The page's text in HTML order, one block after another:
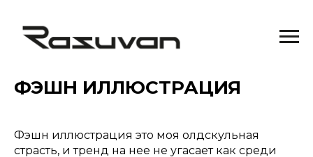
ФЭШН ИЛЛЮСТРАЦИЯ
Фэшн иллюстрация это моя олдскульная
страсть, и тренд на нее не угасает как среди